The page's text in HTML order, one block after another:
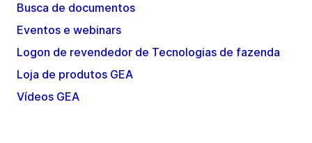
Busca de documentos
Eventos e webinars
Logon de revendedor de Tecnologias de fazenda
Loja de produtos GEA
Vídeos GEA